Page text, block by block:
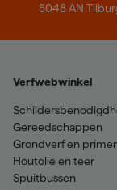
5048 AN
Verfwebwinkel
Gereedschappen
Grondverf en primer
Houtolie en teer
Spuitbussen